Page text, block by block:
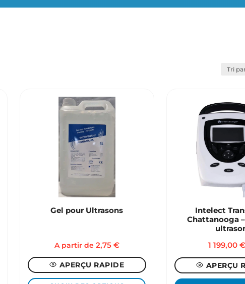
Gel pour Ultrasons
A partir de 2,75 €
APERÇU RAPIDE
Intelect
Chattanooga
1 199,00 €
APERÇU